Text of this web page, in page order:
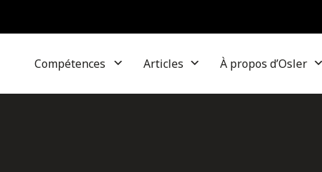
Compétences Articles À propos d’Osler